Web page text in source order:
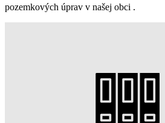
pozemkových úprav v našej obci .